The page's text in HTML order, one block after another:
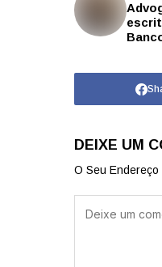
DEIXE UM
O Seu Endereço